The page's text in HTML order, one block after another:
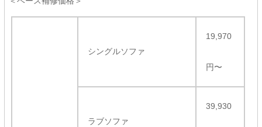
シングルソファ
19,970
円〜
ラブソファ
39,930